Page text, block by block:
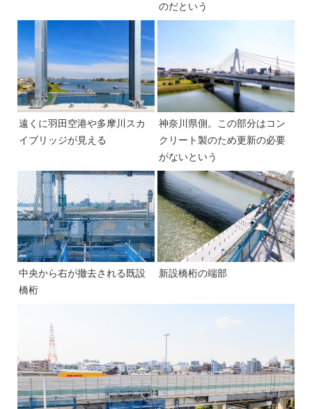
のだという
遠くに羽田空港や多摩川スカ
イブリッジが見える
神奈川県側。この部分はコン
クリート製のため更新の必要
がないという
中央から右が撤去される既設
橋桁
新設橋桁の端部